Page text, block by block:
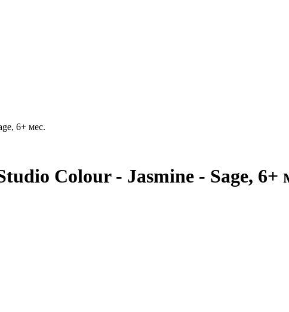
6+ мес.
Colour - Jasmine - Sage, 6+